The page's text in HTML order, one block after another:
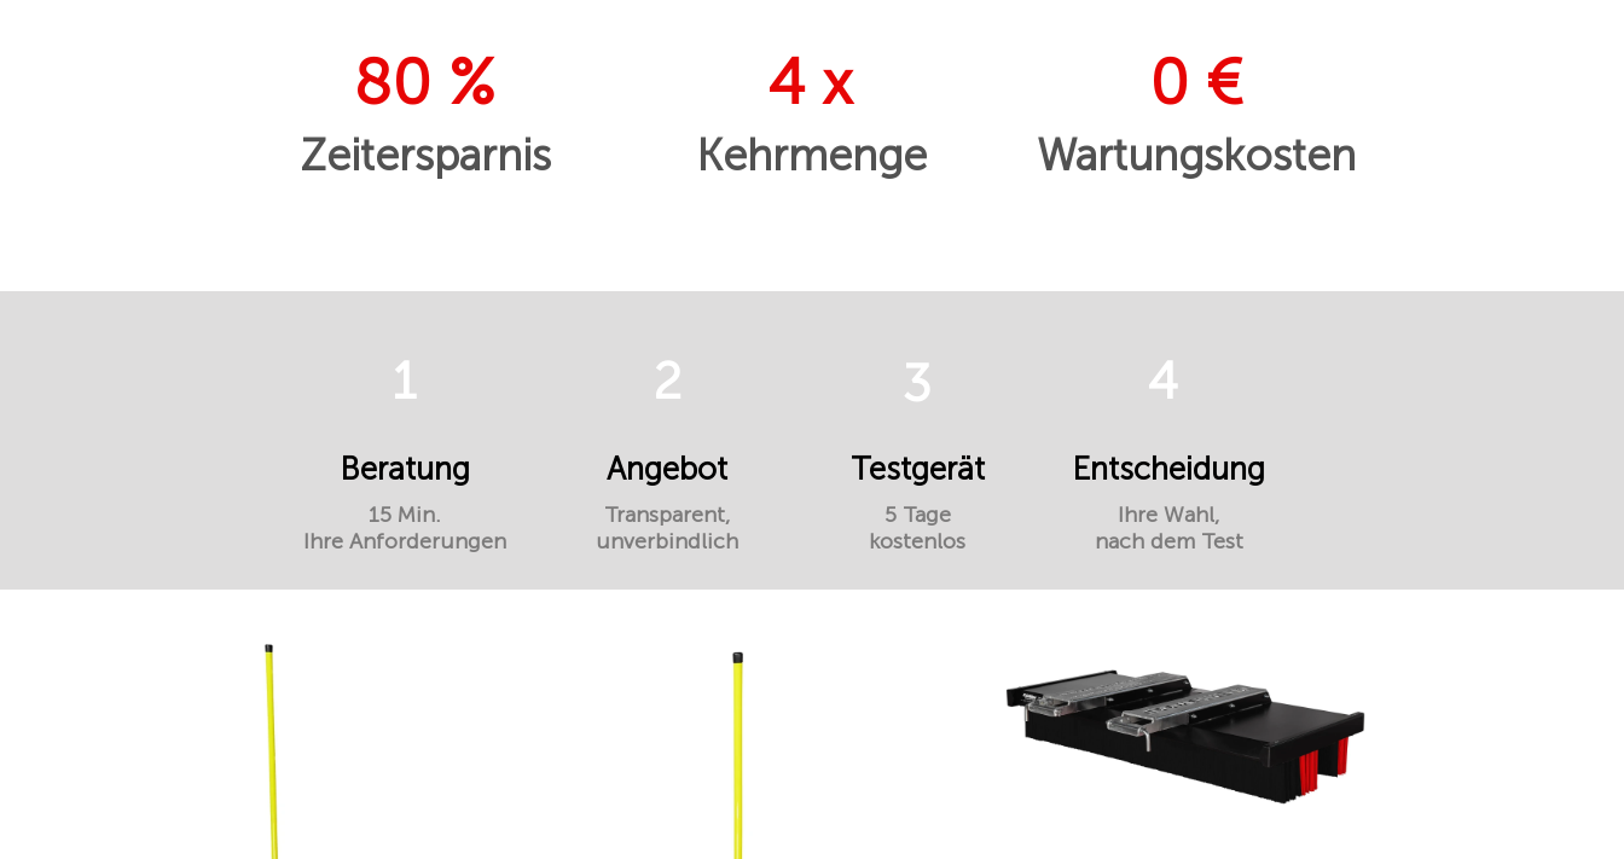
80 %
Zeitersparnis
4 x
Kehrmenge
0 €
Wartungskosten
1
Beratung
15 Min.
Ihre Anforderungen
2
Angebot
Transparent,
unverbindlich
3
Testgerät
5 Tage
kostenlos
4
Entscheidung
Ihre Wahl,
nach dem Test